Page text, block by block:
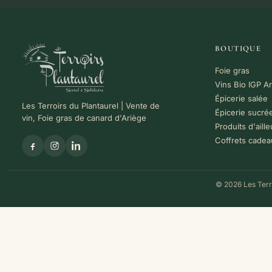
Les Terroirs du Plantaurel | Vente de
vin, Foie gras de canard d'Ariège
BOUTIQUE
Foie gras
Vins Bio IGP
Épicerie salée
Épicerie
Produits
Coffrets
© 2026 Les